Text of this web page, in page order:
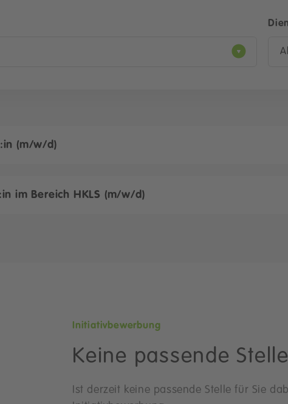
(m/w/d)
im Bereich HKLS (m/w/d)
Initiativbewerbung
Keine passende
Ist derzeit keine passende Stelle für Sie